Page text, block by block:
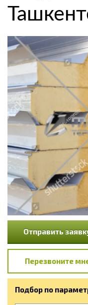
Отправить
Перезвоните
Подбор по